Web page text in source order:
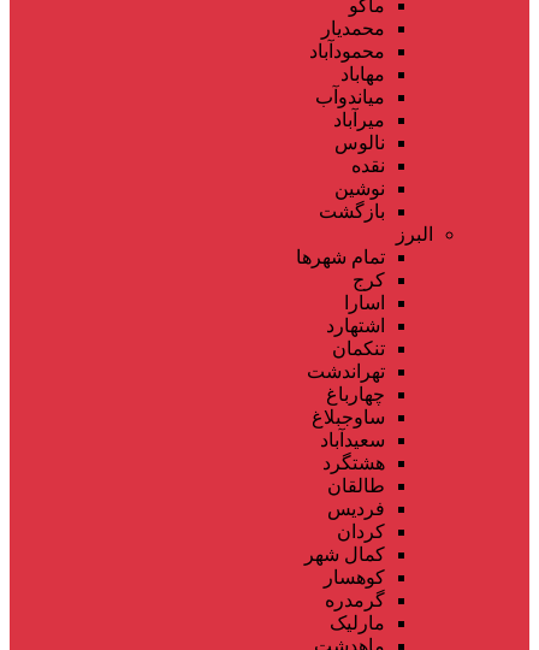
ماکو
محمدیار
محمودآباد
مهاباد
میاندوآب
میرآباد
نالوس
نقده
نوشین
بازگشت
البرز
تمام شهر‌ها
کرج
اسارا
اشتهارد
تنکمان
تهراندشت
چهارباغ
ساوجبلاغ
سعیدآباد
هشتگرد
طالقان
فردیس
کردان
کمال شهر
کوهسار
گرمدره
مارلیک
ماهدشت